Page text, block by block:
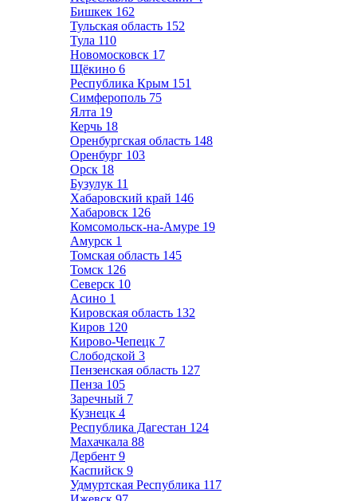
Бишкек 162
Тульская область 152
Тула 110
Новомосковск 17
Щёкино 6
Республика Крым 151
Симферополь 75
Ялта 19
Керчь 18
Оренбургская область 148
Оренбург 103
Орск 18
Бузулук 11
Хабаровский край 146
Хабаровск 126
Комсомольск-на-Амуре 19
Амурск 1
Томская область 145
Томск 126
Северск 10
Асино 1
Кировская область 132
Киров 120
Кирово-Чепецк 7
Слободской 3
Пензенская область 127
Пенза 105
Заречный 7
Кузнецк 4
Республика Дагестан 124
Махачкала 88
Дербент 9
Каспийск 9
Удмуртская Республика 117